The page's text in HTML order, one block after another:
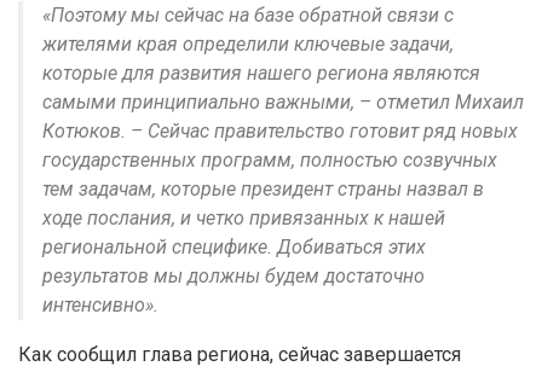
«Поэтому мы сейчас на базе обратной связи с
жителями края определили ключевые задачи,
которые для развития нашего региона являются
самыми принципиально важными, – отметил Михаил
Котюков. – Сейчас правительство готовит ряд новых
государственных программ, полностью созвучных
тем задачам, которые президент страны назвал в
ходе послания, и четко привязанных к нашей
региональной специфике. Добиваться этих
результатов мы должны будем достаточно
интенсивно».
Как сообщил глава региона, сейчас завершается